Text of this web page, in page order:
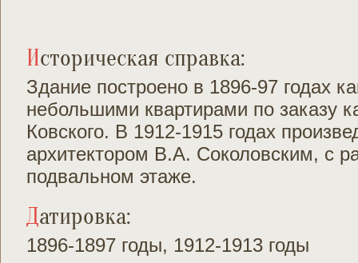
Историческая справка:
Здание построено в 1896-97 годах
небольшими квартирами по заказу
Ковского. В 1912-1915 годах
архитектором В.А. Соколовским, с
подвальном этаже.
Датировка:
1896-1897 годы, 1912-1913 годы